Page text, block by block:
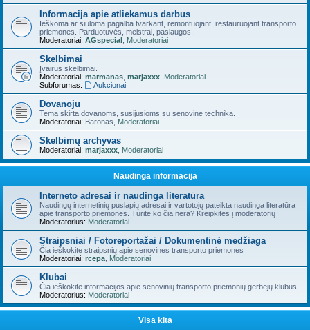
Informacija apie atliekamus darbus
Ieškoma ar siūloma pagalba tvarkant, remontuojant, restauruojant transporto
priemones. Parduotuvės, meistrai, paslaugos.
Moderatoriai: AGspecial Moderatoriai
Skelbimai
Įvairūs skelbimai.
Moderatoriai: marmanas marjaxxx Moderatoriai
Subforumas:
Aukcionai
Dovanoju
Tema skirta dovanoms, susijusioms su senovine technika.
Moderatoriai: Baronas Moderatoriai
Skelbimų archyvas
Moderatoriai: marjaxxx Moderatoriai
Naudinga informacija
Interneto adresai ir naudinga literatūra
Naudingų internetinių puslapių adresai ir vartotojų pateikta naudinga literatūra
apie transporto priemones. Turite ko čia nėra? Kreipkitės į moderatorių
Moderatorius: Moderatoriai
Straipsniai / Fotoreportažai / Dokumentinė medžiaga
Čia ieškokite straipsnių apie senovines transporto priemones
Moderatoriai: rcepa Moderatoriai
Klubai
Čia ieškokite informacijos apie senovinių transporto priemonių gerbėjų klubus
Moderatorius: Moderatoriai
Visa kita